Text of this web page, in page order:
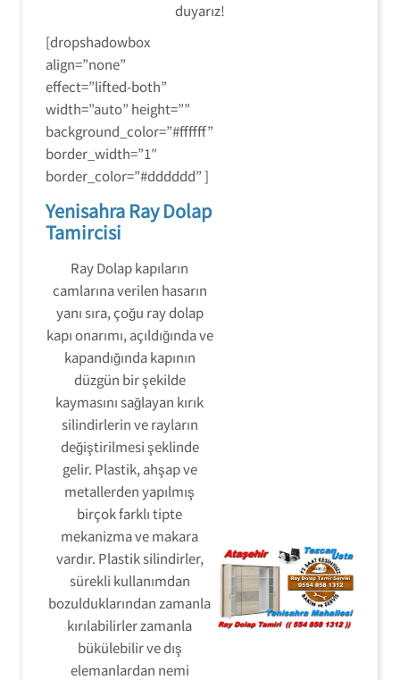
duyarız!
[dropshadowbox
align=”none”
effect=”lifted-both”
width=”auto” height=””
background_color=”#ffffff”
border_width=”1″
border_color=”#dddddd” ]
Yenisahra Ray Dolap
Tamircisi
Ray Dolap kapıların
camlarına verilen hasarın
yanı sıra, çoğu ray dolap
kapı onarımı, açıldığında ve
kapandığında kapının
düzgün bir şekilde
kaymasını sağlayan kırık
silindirlerin ve rayların
değiştirilmesi şeklinde
gelir. Plastik, ahşap ve
metallerden yapılmış
birçok farklı tipte
mekanizma ve makara
vardır. Plastik silindirler,
sürekli kullanımdan
bozulduklarından zamanla
kırılabilirler zamanla
bükülebilir ve dış
elemanlardan nemi